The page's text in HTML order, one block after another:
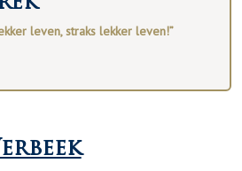
leven, straks lekker leven!”